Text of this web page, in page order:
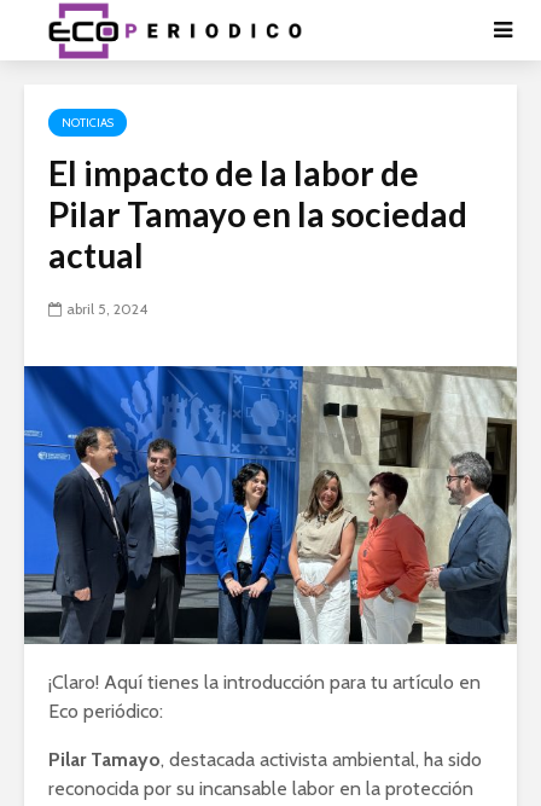
NOTICIAS
El impacto de la labor de
Pilar Tamayo en la sociedad
actual
abril 5, 2024
¡Claro! Aquí tienes la introducción para tu artículo en
Eco periódico:
Pilar Tamayo, destacada activista ambiental, ha sido
reconocida por su incansable labor en la protección